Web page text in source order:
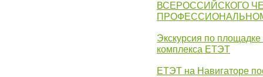
ВСЕРОССИЙСКОГО
Экскурсия по
комплекса ЕТЭТ
ЕТЭТ на Навигаторе